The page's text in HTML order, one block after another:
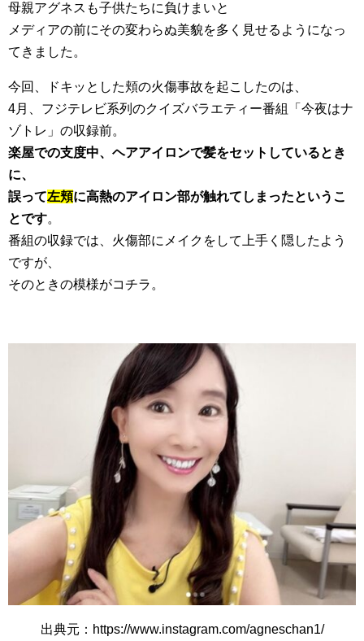
母親アグネスも子供たちに負けまいと
メディアの前にその変わらぬ美貌を多く見せるようになっ
てきました。
今回、ドキッとした頬の火傷事故を起こしたのは、
4月、フジテレビ系列のクイズバラエティー番組「今夜はナ
ゾトレ」の収録前。
楽屋での支度中、ヘアアイロンで髪をセットしているとき
に、
誤って左頬に高熱のアイロン部が触れてしまったというこ
とです。
番組の収録では、火傷部にメイクをして上手く隠したよう
ですが、
そのときの模様がコチラ。
出典元：https://www.instagram.com/agneschan1/